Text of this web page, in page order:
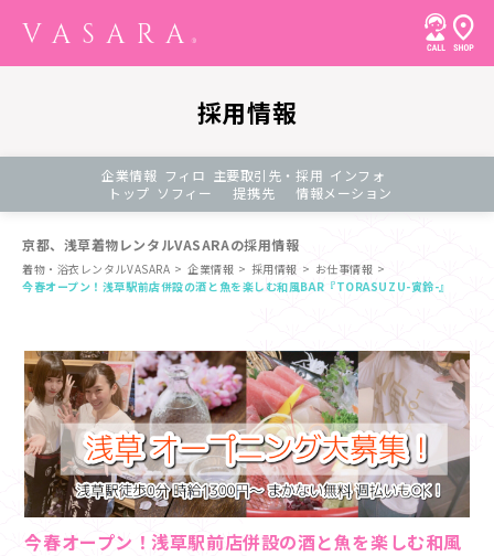
採用情報
企業情報
トップ
フィロ
ソフィー
主要取引先・
提携先
採用
情報
インフォ
メーション
京都、浅草着物レンタルVASARAの採用情報
着物・浴衣レンタルVASARA 企業情報 採用情報
お仕事情報
今春オープン！浅草駅前店併設の酒と魚を楽しむ和風BAR『TORASUZU-寅鈴-』
今春オープン！浅草駅前店併設の酒と魚を楽しむ和風